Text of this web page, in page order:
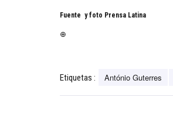
Fuente y foto Prensa Latina
⊕
Etiquetas : António Guterres